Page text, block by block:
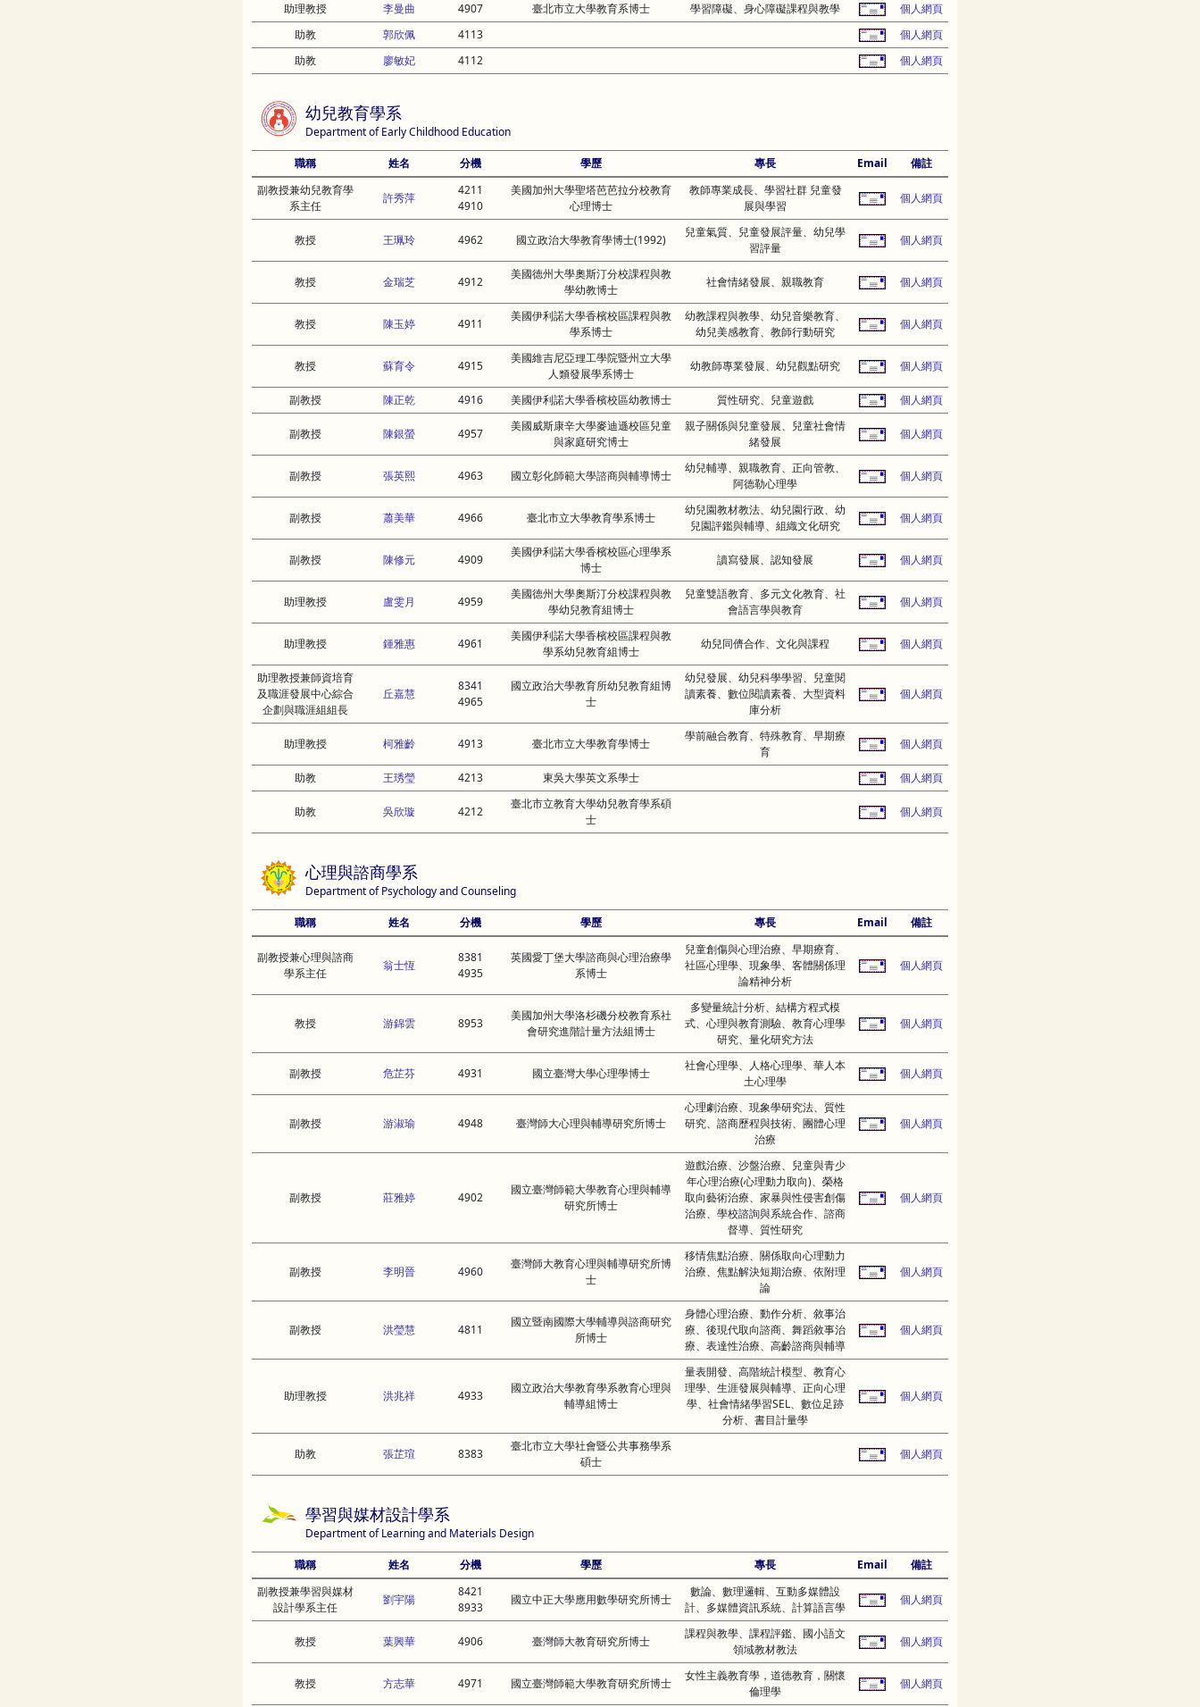
助理教授 李曼曲 4907 臺北市立大學教育系博士 學習障礙、身心障礙課程與教學
個人網頁
助教
郭欣佩 4113
個人網頁
助教
廖敏妃 4112 個人網頁
幼兒教育學系
Department of Early Childhood Education
職稱 姓名 分機 學歷 專長 Email
備註
副教授兼幼兒教育學
系主任
許秀萍
4211
4910
美國加州大學聖塔芭芭拉分校教育
心理博士
教師專業成長、學習社群 兒童發
展與學習
個人網頁
教授 王珮玲 4962 國立政治大學教育學博士(1992)
兒童氣質、兒童發展評量、幼兒學
習評量
個人網頁
教授 金瑞芝 4912
美國德州大學奧斯汀分校課程與教
學幼教博士
社會情緒發展、親職教育 個人網頁
教授 陳玉婷 4911
美國伊利諾大學香檳校區課程與教
學系博士
幼教課程與教學、幼兒音樂教育、
幼兒美感教育、教師行動研究
個人網頁
教授 蘇育令 4915
美國維吉尼亞理工學院暨州立大學
人類發展學系博士
幼教師專業發展、幼兒觀點研究 個人網頁
副教授 陳正乾 4916 美國伊利諾大學香檳校區幼教博士 質性研究、兒童遊戲 個人網頁
副教授 陳銀螢 4957
美國威斯康辛大學麥迪遜校區兒童
與家庭研究博士
親子關係與兒童發展、兒童社會情
緒發展
個人網頁
副教授 張英熙 4963 國立彰化師範大學諮商與輔導博士
幼兒輔導、親職教育、正向管教、
阿德勒心理學
個人網頁
副教授 蕭美華 4966 臺北市立大學教育學系博士
幼兒園教材教法、幼兒園行政、幼
兒園評鑑與輔導、組織文化研究
個人網頁
副教授 陳修元 4909
美國伊利諾大學香檳校區心理學系
博士
讀寫發展、認知發展 個人網頁
助理教授 盧雯月 4959
美國德州大學奧斯汀分校課程與教
學幼兒教育組博士
兒童雙語教育、多元文化教育、社
會語言學與教育
個人網頁
助理教授 鍾雅惠 4961
美國伊利諾大學香檳校區課程與教
學系幼兒教育組博士
幼兒同儕合作、文化與課程 個人網頁
助理教授兼師資培育
及職涯發展中心綜合
企劃與職涯組組長
丘嘉慧
8341
4965
國立政治大學教育所幼兒教育組博
士
幼兒發展、幼兒科學學習、兒童閱
讀素養、數位閱讀素養、大型資料
庫分析
個人網頁
助理教授 柯雅齡 4913 臺北市立大學教育學博士
學前融合教育、特殊教育、早期療
育
個人網頁
助教 王琇瑩 4213 東吳大學英文系學士 個人網頁
助教 吳欣璇 4212
臺北市立教育大學幼兒教育學系碩
士
個人網頁
心理與諮商學系
Department of Psychology and Counseling
職稱 姓名 分機 學歷 專長 Email 備註
副教授兼心理與諮商
學系主任
翁士恆
8381
4935
英國愛丁堡大學諮商與心理治療學
系博士
兒童創傷與心理治療、早期療育、
社區心理學、現象學、客體關係理
論精神分析
個人網頁
教授 游錦雲 8953
美國加州大學洛杉磯分校教育系社
會研究進階計量方法組博士
多變量統計分析、結構方程式模
式、心理與教育測驗、教育心理學
研究、量化研究方法
個人網頁
副教授 危芷芬 4931 國立臺灣大學心理學博士
社會心理學、人格心理學、華人本
土心理學
個人網頁
副教授 游淑瑜 4948 臺灣師大心理與輔導研究所博士
心理劇治療、現象學研究法、質性
研究、諮商歷程與技術、團體心理
治療
個人網頁
副教授 莊雅婷 4902
國立臺灣師範大學教育心理與輔導
研究所博士
遊戲治療、沙盤治療、兒童與青少
年心理治療(心理動力取向)、榮格
取向藝術治療、家暴與性侵害創傷
治療、學校諮詢與系統合作、諮商
督導、質性研究
個人網頁
副教授 李明晉 4960
臺灣師大教育心理與輔導研究所博
士
移情焦點治療、關係取向心理動力
治療、焦點解決短期治療、依附理
論
個人網頁
副教授 洪瑩慧 4811
國立暨南國際大學輔導與諮商研究
所博士
身體心理治療、動作分析、敘事治
療、後現代取向諮商、舞蹈敘事治
療、表達性治療、高齡諮商與輔導
個人網頁
助理教授 洪兆祥 4933
國立政治大學教育學系教育心理與
輔導組博士
量表開發、高階統計模型、教育心
理學、生涯發展與輔導、正向心理
學、社會情緒學習SEL、數位足跡
分析、書目計量學
個人網頁
助教 張芷瑄 8383
臺北市立大學社會暨公共事務學系
碩士
個人網頁
學習與媒材設計學系
Department of Learning and Materials Design
職稱 姓名 分機 學歷 專長 Email
備註
副教授兼學習與媒材
設計學系主任
劉宇陽
8421
8933
國立中正大學應用數學研究所博士
數論、數理邏輯、互動多媒體設
計、多媒體資訊系統、計算語言學
個人網頁
教授 葉興華 4906 臺灣師大教育研究所博士
課程與教學、課程評鑑、國小語文
領域教材教法
個人網頁
教授 方志華 4971 國立臺灣師範大學教育研究所博士
女性主義教育學，道德教育，關懷
倫理學
個人網頁